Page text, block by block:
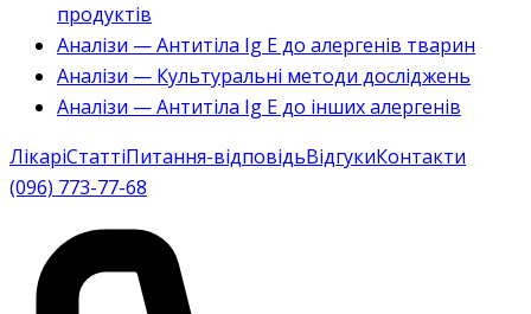
продуктів
Аналізи — Антитіла Ig E до алергенів тварин
Аналізи — Культуральні методи досліджень
Аналізи — Антитіла Ig E до інших алергенів
ЛікаріСтаттіПитання-відповідьВідгукиКонтакти
(096) 773-77-68